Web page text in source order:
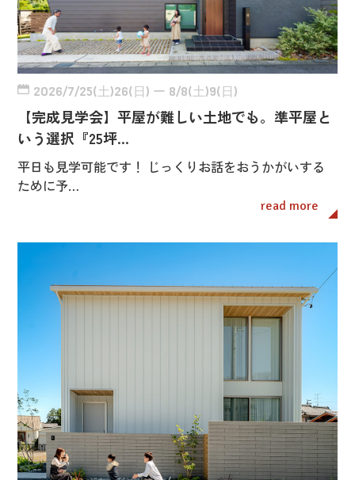
2026/7/25(土)26(日) ー 8/8(土)9(日)
【完成見学会】平屋が難しい土地でも。準平屋と
いう選択『25坪…
平日も見学可能です！ じっくりお話をおうかがいする
ために予…
read more